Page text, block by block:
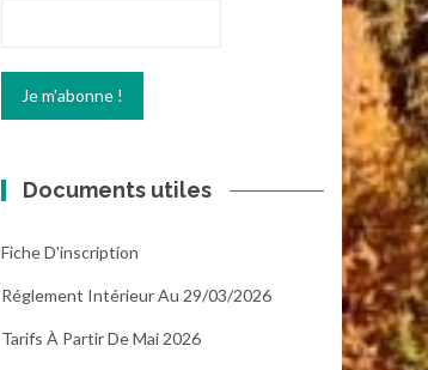
Documents utiles
Fiche D'inscription
Réglement Intérieur Au 29/03/2026
Tarifs À Partir De Mai 2026